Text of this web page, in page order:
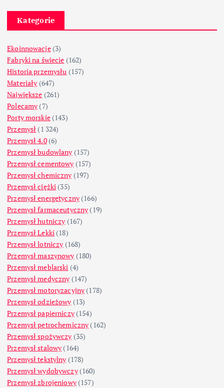
Kategorie
Ekoinnowacje(3)
Fabryki na świecie (162)
Historia przemysłu (157)
Materiały (647)
Największe (261)
Polecamy (7)
Porty morskie(143)
Przemysł (1 324)
Przemysł 4.0(6)
Przemysł budowlany (157)
Przemysł cementowy (157)
Przemysł chemiczny (197)
Przemysł ciężki (35)
Przemysł energetyczny (166)
Przemysł farmaceutyczny (19)
Przemysł hutniczy (167)
Przemysł Lekki (18)
Przemysł lotniczy (168)
Przemysł maszynowy (180)
Przemysł meblarski (4)
Przemysł medyczny (147)
Przemysł motoryzacyjny (178)
Przemysł odzieżowy (13)
Przemysł papierniczy(154)
Przemysł petrochemiczny (162)
Przemysł spożywczy (35)
Przemysł stalowy (164)
Przemysł tekstylny (178)
Przemysł wydobywczy(160)
Przemysł zbrojeniowy(157)